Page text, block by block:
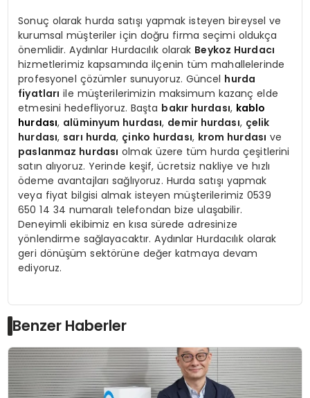
Sonuç olarak hurda satışı yapmak isteyen bireysel ve
kurumsal müşteriler için doğru firma seçimi oldukça
önemlidir. Aydınlar Hurdacılık olarak Beykoz Hurdacı
hizmetlerimiz kapsamında ilçenin tüm mahallelerinde
profesyonel çözümler sunuyoruz. Güncel hurda
fiyatları ile müşterilerimizin maksimum kazanç elde
etmesini hedefliyoruz. Başta bakır hurdası, kablo
hurdası, alüminyum hurdası, demir hurdası, çelik
hurdası, sarı hurda, çinko hurdası, krom hurdası ve
paslanmaz hurdası olmak üzere tüm hurda çeşitlerini
satın alıyoruz. Yerinde keşif, ücretsiz nakliye ve hızlı
ödeme avantajları sağlıyoruz. Hurda satışı yapmak
veya fiyat bilgisi almak isteyen müşterilerimiz 0539
650 14 34 numaralı telefondan bize ulaşabilir.
Deneyimli ekibimiz en kısa sürede adresinize
yönlendirme sağlayacaktır. Aydınlar Hurdacılık olarak
geri dönüşüm sektörüne değer katmaya devam
ediyoruz.
Benzer Haberler